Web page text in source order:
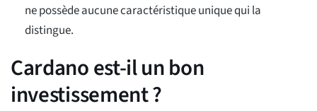
ne possède aucune caractéristique unique qui la
distingue.
Cardano est-il un bon
investissement ?